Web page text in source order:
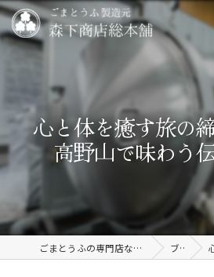
心と体を癒す旅の
高野山で味わう
ごまとうふの専門店なら有限会社森下商店総本舗 ブログ